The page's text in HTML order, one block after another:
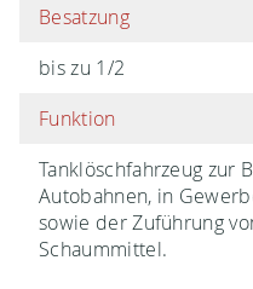
Besatzung
bis zu 1/2
Funktion
Tanklöschfahrzeug zur
Autobahnen, in
sowie der Zuführung
Schaummittel.